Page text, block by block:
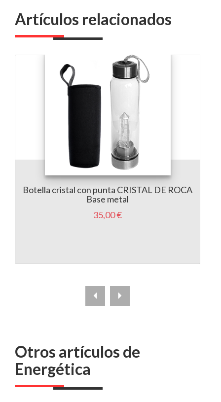
Artículos relacionados
Botella cristal con punta CRISTAL DE ROCA
Base metal
35,00 €
Otros artículos de
Energética